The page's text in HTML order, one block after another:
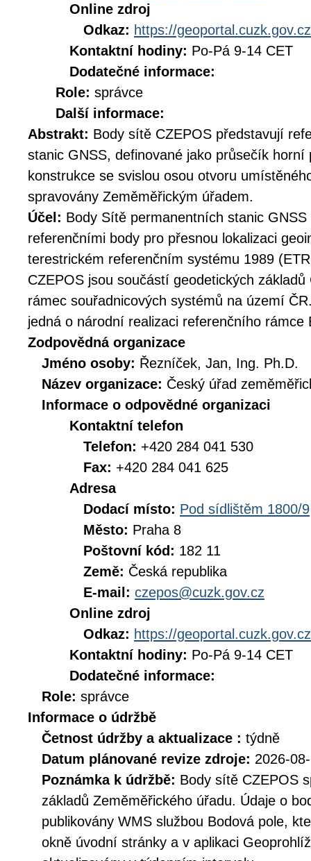
Online zdroj
Odkaz: https://geoportal.cuzk.gov.cz
Kontaktní hodiny: Po-Pá 9-14 CET
Dodatečné informace:
Role: správce
Další informace:
Abstrakt: Body sítě CZEPOS představují
stanic GNSS, definované jako průsečík horní
konstrukce se svislou osou otvoru
spravovány Zeměměřickým úřadem.
Účel: Body Sítě permanentních stanic
referenčními body pro přesnou lokalizaci
terestrickém referenčním systému 1989
CZEPOS jsou součástí geodetických
rámec souřadnicových systémů na území
jedná o národní realizaci referenčního rámce
Zodpovědná organizace
Jméno osoby: Řezníček, Jan, Ing. Ph.D.
Název organizace: Český úřad
Informace o odpovědné organizaci
Kontaktní telefon
Telefon: +420 284 041 530
Fax: +420 284 041 625
Adresa
Dodací místo: Pod sídlištěm 1800/9
Město: Praha 8
Poštovní kód: 182 11
Země: Česká republika
E-mail: czepos@cuzk.gov.cz
Online zdroj
Odkaz: https://geoportal.cuzk.gov.cz
Kontaktní hodiny: Po-Pá 9-14 CET
Dodatečné informace:
Role: správce
Informace o údržbě
Četnost údržby a aktualizace : týdně
Datum plánované revize zdroje: 2026-
Poznámka k údržbě: Body sítě CZEPOS
základů Zeměměřického úřadu. Údaje o
publikovány WMS službou Bodová pole,
okně úvodní stránky a v aplikaci